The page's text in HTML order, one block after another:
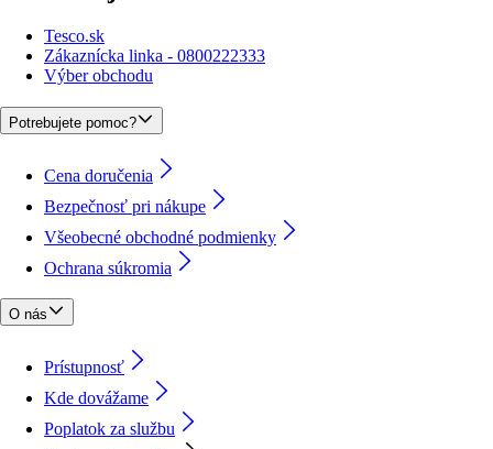
Tesco.sk
Zákaznícka linka - 0800222333
Výber obchodu
Potrebujete pomoc?
Cena doručenia
Bezpečnosť pri nákupe
Všeobecné obchodné podmienky
Ochrana súkromia
O nás
Prístupnosť
Kde dovážame
Poplatok za službu